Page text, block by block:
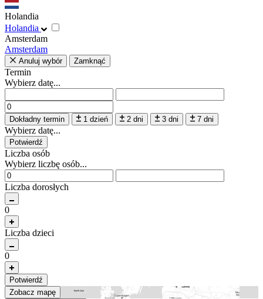
Holandia
Holandia
Amsterdam
Amsterdam
Anuluj wybór Zamknąć
Termin
Wybierz datę...
Dokładny termin 1 dzień 2 dni 3 dni 7 dni
Wybierz datę...
Potwierdź
Liczba osób
Wybierz liczbę osób...
Liczba dorosłych
0
Liczba dzieci
0
Potwierdź
Zobacz mapę